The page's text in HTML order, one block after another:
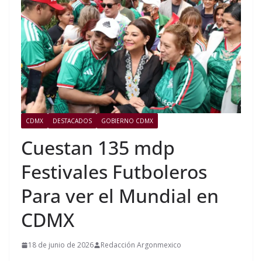
CDMX DESTACADOS GOBIERNO CDMX
Cuestan 135 mdp
Festivales Futboleros
Para ver el Mundial en
CDMX
18 de junio de 2026 Redacción Argonmexico